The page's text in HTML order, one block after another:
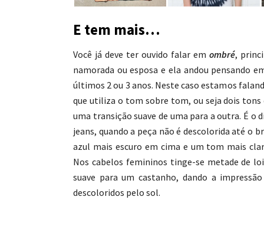
E tem mais…
Você já deve ter ouvido falar em ombré,
namorada ou esposa e ela andou pensando
últimos 2 ou 3 anos. Neste caso estamos
que utiliza o tom sobre tom, ou seja dois tons
uma transição suave de uma para a outra. É o
jeans, quando a peça não é descolorida até o
azul mais escuro em cima e um tom mais
Nos cabelos femininos tinge-se metade de
suave para um castanho, dando a
descoloridos pelo sol.